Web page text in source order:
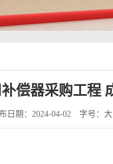
偿器采购工程
日期：2024-04-02 字号： 大